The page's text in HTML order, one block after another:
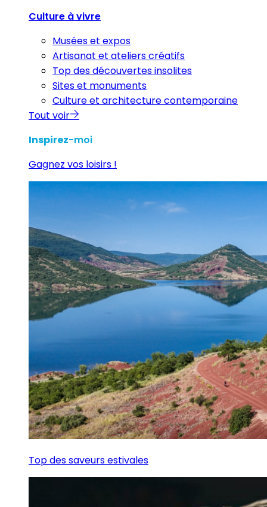
Culture à vivre
Musées et expos
Artisanat et ateliers créatifs
Top des découvertes insolites
Sites et monuments
Culture et architecture contemporaine
Tout voir
Inspirez-moi
Gagnez vos loisirs !
Top des saveurs estivales